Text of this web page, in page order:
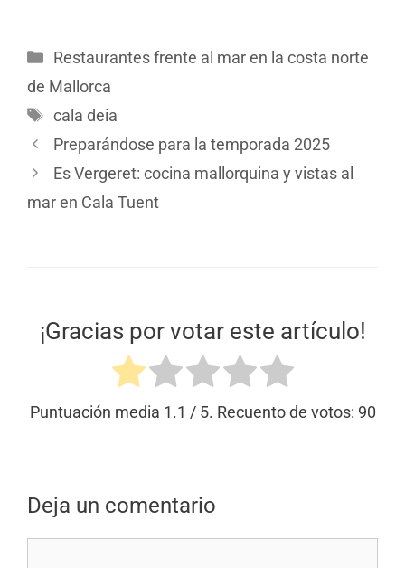
Restaurantes frente al mar en la costa norte
de Mallorca
cala deia
Preparándose para la temporada 2025
Es Vergeret: cocina mallorquina y vistas al
mar en Cala Tuent
¡Gracias por votar este artículo!
Puntuación media 1.1 / 5. Recuento de votos: 90
Deja un comentario